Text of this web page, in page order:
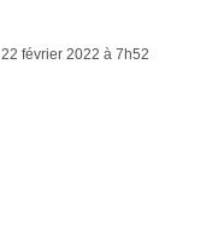
22 février 2022 à 7h52